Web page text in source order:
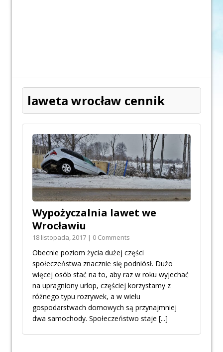
laweta wrocław cennik
Wypożyczalnia lawet we
Wrocławiu
18 listopada, 2017 | 0 Comments
Obecnie poziom życia dużej części
społeczeństwa znacznie się podniósł. Dużo
więcej osób stać na to, aby raz w roku wyjechać
na upragniony urlop, częściej korzystamy z
różnego typu rozrywek, a w wielu
gospodarstwach domowych są przynajmniej
dwa samochody. Społeczeństwo staje [...]